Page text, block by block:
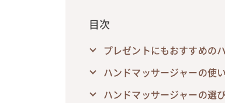
目次
プレゼントにもおすすめの
ハンドマッサージャーの使
ハンドマッサージャーの選